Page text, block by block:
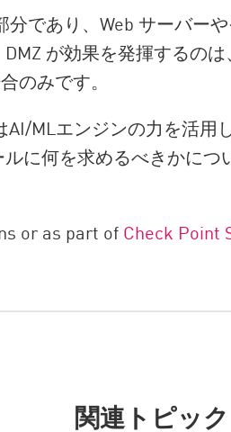
であり、Web サーバー
が効果を発揮するの
のみです。
MLエンジンの力を活用
に何を求めるべきかにつ
or as part of Check Point
関連トピック